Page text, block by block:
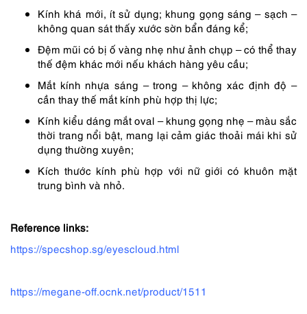
Kính khá mới, ít sử dụng; khung gọng sáng – sạch –
không quan sát thấy xước sờn bẩn đáng kể;
Đệm mũi có bị ố vàng nhẹ như ảnh chụp – có thể thay
thế đệm khác mới nếu khách hàng yêu cầu;
Mắt kính nhựa sáng – trong – không xác định độ –
cần thay thế mắt kính phù hợp thị lực;
Kính kiểu dáng mắt oval – khung gọng nhẹ – màu sắc
thời trang nổi bật, mang lại cảm giác thoải mái khi sử
dụng thường xuyên;
Kích thước kính phù hợp với nữ giới có khuôn mặt
trung bình và nhỏ.
Reference links:
https://specshop.sg/eyescloud.html
https://megane-off.ocnk.net/product/1511